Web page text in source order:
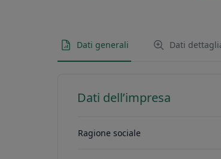
Dati generali Dati
Dati dell’impresa
Ragione sociale